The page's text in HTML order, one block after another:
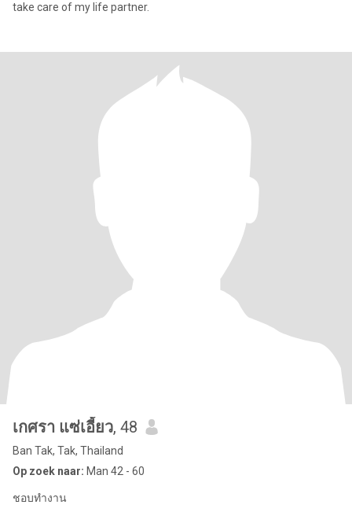
take care of my life partner.
เกศรา แซ่เอี้ยว, 48
Ban Tak, Tak, Thailand
Op zoek naar: Man 42 - 60
ชอบทำงาน